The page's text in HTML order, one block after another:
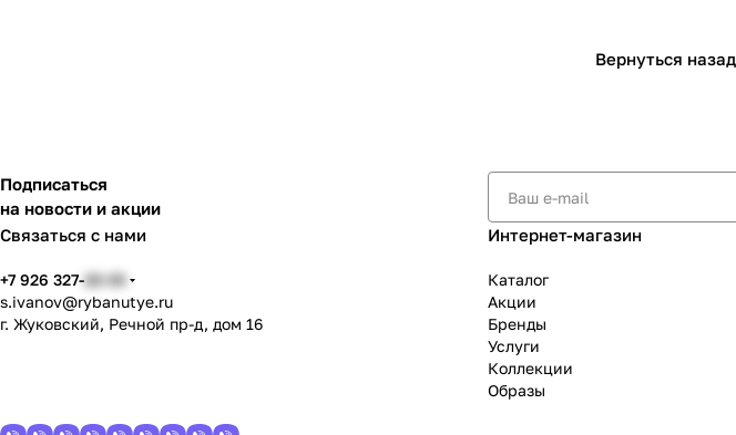
Вернуться назад
Подписаться
на новости и акции
Связаться с нами
+7 926 327-22-33
s.ivanov@rybanutye.ru
г. Жуковский, Речной пр-д, дом 16
Интернет-магазин
Каталог
Акции
Бренды
Услуги
Коллекции
Образы